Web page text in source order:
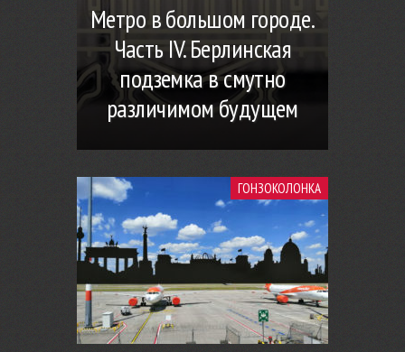
Метро в большом городе.
Часть IV. Берлинская
подземка в смутно
различимом будущем
ГОНЗОКОЛОНКА